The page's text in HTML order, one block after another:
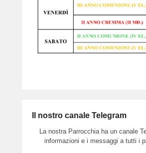
Il nostro canale Telegram
La nostra Parrocchia ha un canale
informazioni e i messaggi a tutti i